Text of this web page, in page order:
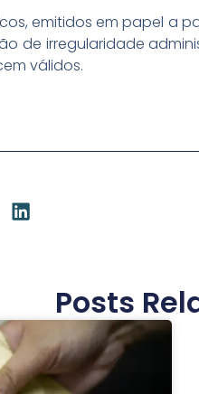
emitidos em papel a
de irregularidade
válidos.
Posts